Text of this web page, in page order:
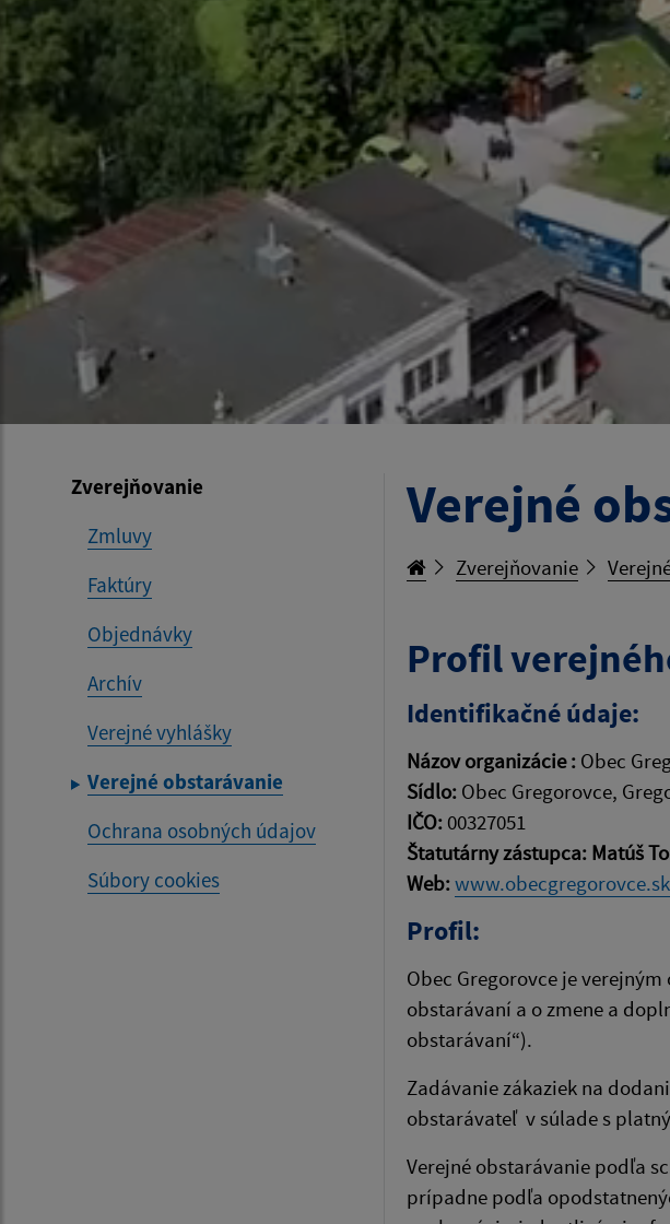
Zverejňovanie
Zmluvy
Faktúry
Objednávky
Archív
Verejné vyhlášky
Verejné obstarávanie
Ochrana osobných údajov
Súbory cookies
Verejné
Zverejňovanie
Profil
Identifikačné údaje:
Názov organizácie : Obec
Sídlo: Obec Gregorovce,
IČO: 00327051
Štatutárny zástupca: Matúš
Web:www.obecgregorovce.sk
Profil:
Obec Gregorovce je
obstarávaní a o zmene a
obstarávaní“).
Zadávanie zákaziek na
obstarávateľ v súlade s
Verejné obstarávanie podľa
prípadne podľa